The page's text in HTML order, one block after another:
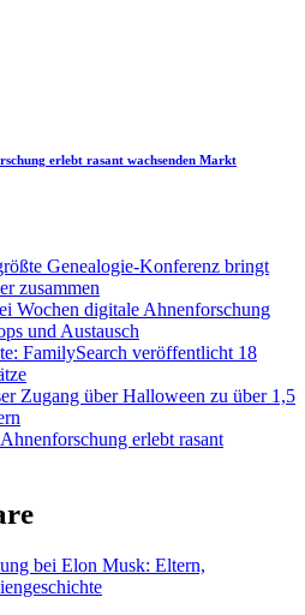
erlebt rasant wachsenden Markt
Genealogie-Konferenz bringt
zusammen
Wochen digitale Ahnenforschung
und Austausch
FamilySearch veröffentlicht 18
Zugang über Halloween zu über 1,5
erlebt rasant
bei Elon Musk: Eltern,